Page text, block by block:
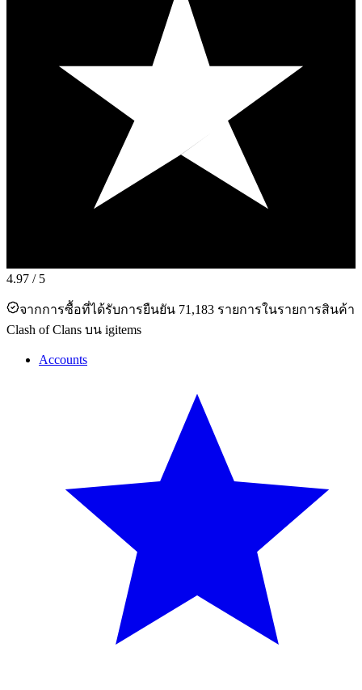
4.97 / 5
จากการซื้อที่ได้รับการยืนยัน 71,183 รายการในรายการสินค้า
Clash of Clans บน igitems
Accounts